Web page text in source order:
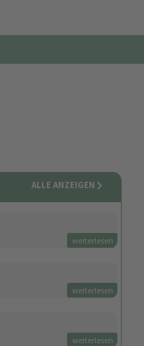
ALLE ANZEIGEN
weiterlesen
weiterlesen
weiterlesen